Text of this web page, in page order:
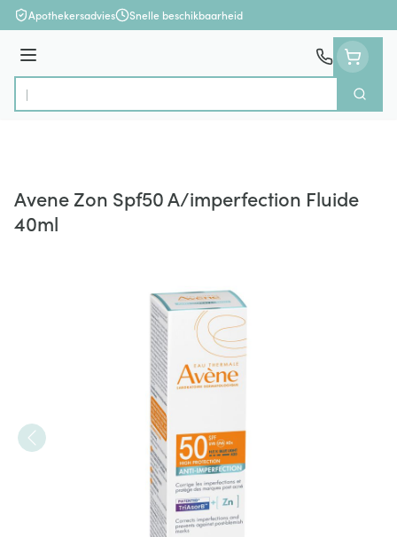
Ga naar de inhoud
Apothekersadvies Snelle beschikbaarheid
Menu
Product, merk, categorie...
Zoek
Avene Zon Spf50 A/imperfection Fluide
40ml